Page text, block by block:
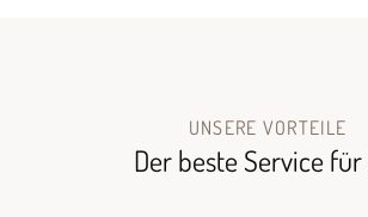
UNSERE VORTEILE
Der beste Service für